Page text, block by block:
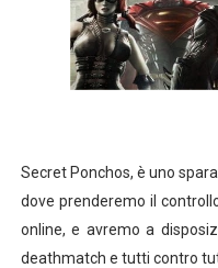
Secret Ponchos, è uno
dove prenderemo il
online, e avremo a
deathmatch e tutti contro